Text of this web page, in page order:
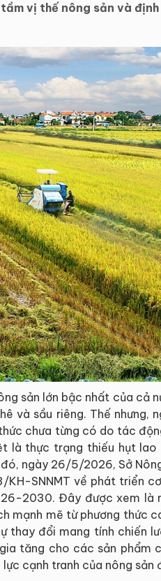
vị thế nông sản và
sản lớn bậc nhất của cả
và sầu riêng. Thế nhưng,
chưa từng có do tác
là thực trạng thiếu hụt lao
ngày 26/5/2026, Sở
SNNMT về phát triển
2030. Đây được xem là
mạnh mẽ từ phương thức
thay đổi mang tính chiến
tăng cho các sản phẩm
cạnh tranh của nông sản